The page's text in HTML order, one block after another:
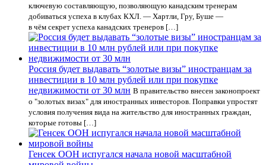
ключевую составляющую, позволяющую канадским тренерам
добиваться успеха в клубах КХЛ. — Хартли, Гру, Буше —
в чём секрет успеха канадских тренеров […]
Россия будет выдавать “золотые визы” иностранцам за
инвестиции в 10 млн рублей или при покупке
недвижимости от 30 млн В правительство внесен законопроект
о "золотых визах" для иностранных инвесторов. Поправки упростят
условия получения вида на жительство для иностранных граждан,
которые готовы […]
Генсек ООН испугался начала новой масштабной